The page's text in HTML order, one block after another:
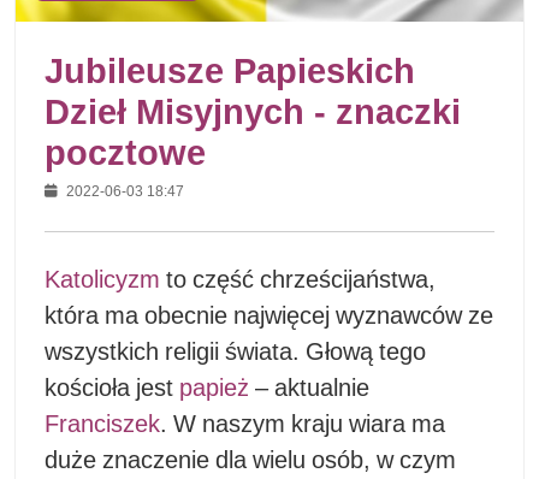
Jubileusze Papieskich
Dzieł Misyjnych - znaczki
pocztowe
2022-06-03 18:47
Katolicyzm to część chrześcijaństwa,
która ma obecnie najwięcej wyznawców ze
wszystkich religii świata. Głową tego
kościoła jest papież – aktualnie
Franciszek. W naszym kraju wiara ma
duże znaczenie dla wielu osób, w czym